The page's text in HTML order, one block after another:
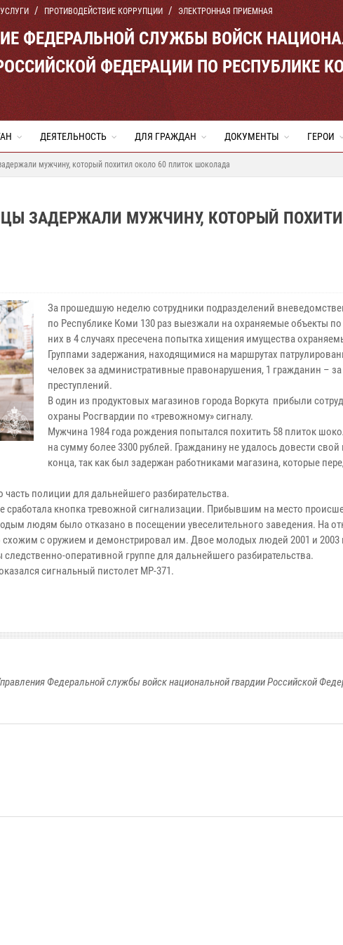
ПРОТИВОДЕЙСТВИЕ КОРРУПЦИИ ЭЛЕКТРОННАЯ ПРИЕМНАЯ
ФЕДЕРАЛЬНОЙ СЛУЖБЫ ВОЙСК
ФЕДЕРАЦИИ ПО РЕСПУБЛИКЕ
ДЕЯТЕЛЬНОСТЬ ДЛЯ ГРАЖДАН ДОКУМЕНТЫ ГЕРОИ
мужчину, который похитил около 60 плиток шоколада
ЗАДЕРЖАЛИ МУЖЧИНУ, КОТОРЫЙ
За прошедшую неделю сотрудники подразделений
по Республике Коми 130 раз выезжали на охраняемые объекты по
них в 4 случаях пресечена попытка хищения имущества
Группами задержания, находящимися на маршрутах
человек за административные правонарушения, 1 гражданин –
преступлений.
В один из продуктовых магазинов города Воркута прибыли
охраны Росгвардии по «тревожному» сигналу.
Мужчина 1984 года рождения попытался похитить 58 плиток
на сумму более 3300 рублей. Гражданину не удалось довести
конца, так как был задержан работниками магазина, которые
полиции для дальнейшего разбирательства.
сработала кнопка тревожной сигнализации. Прибывшим на место
людям было отказано в посещении увеселительного заведения. На
схожим с оружием и демонстрировал им. Двое молодых людей 2001 и
оперативной группе для дальнейшего разбирательства.
сигнальный пистолет МР-371.
Федеральной службы войск национальной гвардии Российской